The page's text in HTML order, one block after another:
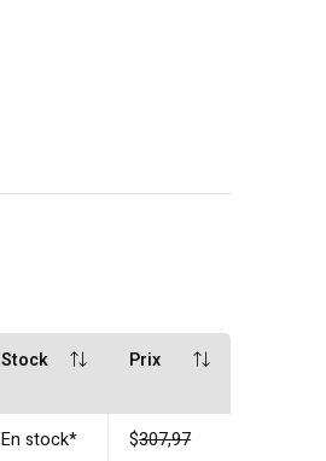
Stock Prix
En stock* $307,97